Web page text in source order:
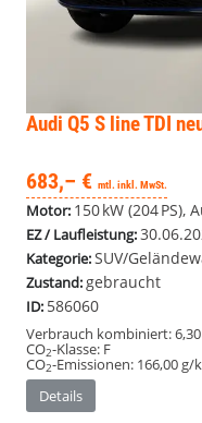
Audi Q5 S line TDI
683,– € mtl. inkl. MwSt.
Motor: 150 kW (204 PS),
EZ / Laufleistung:
Kategorie:SUV/
Zustand:gebraucht
ID: 586060
Verbrauch kombiniert:
CO2-Klasse: F
CO2-Emissionen: 166,00 g/
Details